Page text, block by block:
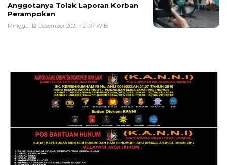
Anggotanya Tolak Laporan Korban
Perampokan
Minggu, 12 Desember 2021 - 21:07 WIB